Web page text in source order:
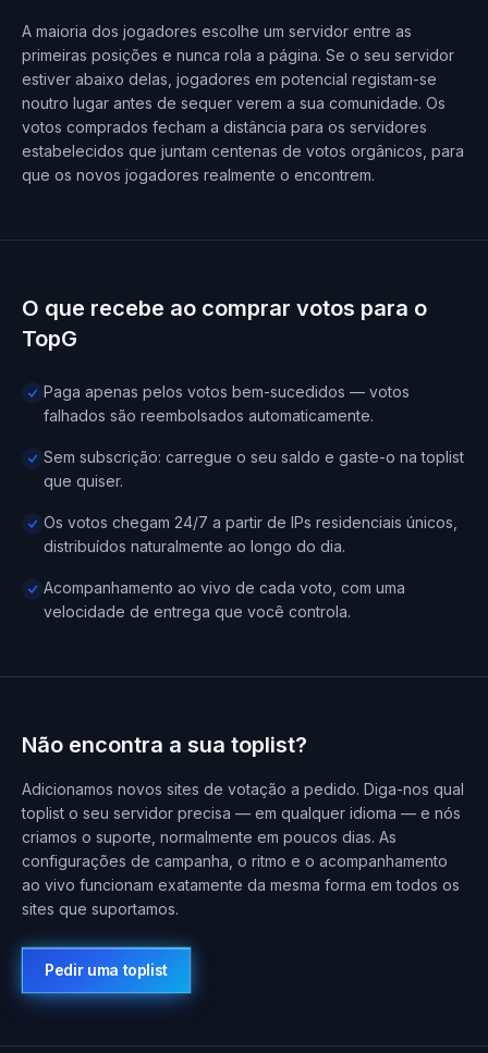
A maioria dos jogadores escolhe um servidor entre as
primeiras posições e nunca rola a página. Se o seu servidor
estiver abaixo delas, jogadores em potencial registam-se
noutro lugar antes de sequer verem a sua comunidade. Os
votos comprados fecham a distância para os servidores
estabelecidos que juntam centenas de votos orgânicos, para
que os novos jogadores realmente o encontrem.
O que recebe ao comprar votos para o
TopG
Paga apenas pelos votos bem-sucedidos — votos
falhados são reembolsados automaticamente.
Sem subscrição: carregue o seu saldo e gaste-o na toplist
que quiser.
Os votos chegam 24/7 a partir de IPs residenciais únicos,
distribuídos naturalmente ao longo do dia.
Acompanhamento ao vivo de cada voto, com uma
velocidade de entrega que você controla.
Não encontra a sua toplist?
Adicionamos novos sites de votação a pedido. Diga-nos qual
toplist o seu servidor precisa — em qualquer idioma — e nós
criamos o suporte, normalmente em poucos dias. As
configurações de campanha, o ritmo e o acompanhamento
ao vivo funcionam exatamente da mesma forma em todos os
sites que suportamos.
Pedir uma toplist